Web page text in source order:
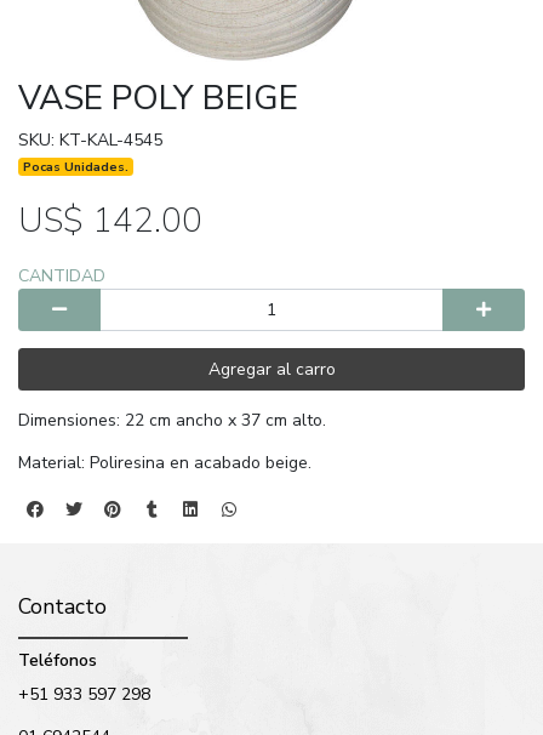
VASE POLY BEIGE
SKU: KT-KAL-4545
Pocas Unidades.
US$ 142.00
CANTIDAD
Agregar al carro
Dimensiones: 22 cm ancho x 37 cm alto.
Material: Poliresina en acabado beige.
Contacto
Teléfonos
+51 933 597 298